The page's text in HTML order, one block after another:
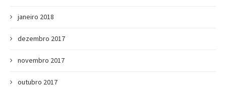
janeiro 2018
dezembro 2017
novembro 2017
outubro 2017